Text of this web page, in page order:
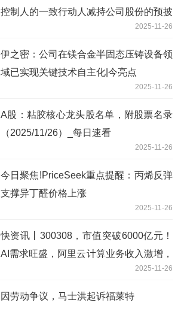
控制人的一致行动人减持公司股份的预披
2025-11-26
伊之密：公司在镁合金半固态压铸设备领
域已实现关键技术自主化|今亮点
2025-11-26
A股：粘胶核心龙头股名单，附股票名录
（2025/11/26）_每日速看
2025-11-26
今日聚焦!PriceSeek重点提醒：丙烯反弹
支撑异丁醛价格上涨
2025-11-26
快资讯丨300308，市值突破6000亿元！
AI需求旺盛，阿里云计算业务收入激增，
2025-11-26
因劳动争议，马士洪起诉福莱特